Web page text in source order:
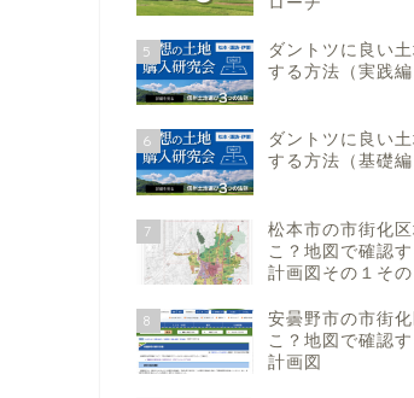
5
ダントツに良い
する方法（実践編
6
ダントツに良い
する方法（基礎編
7
松本市の市街化
こ？地図で確認
計画図その１その
8
安曇野市の市街
こ？地図で確認
計画図